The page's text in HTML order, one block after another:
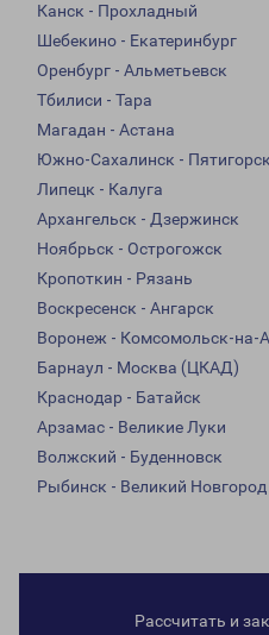
Канск - Прохладный
Шебекино - Екатеринбург
Оренбург - Альметьевск
Тбилиси - Тара
Магадан - Астана
Южно-Сахалинск - Пятигорск
Липецк - Калуга
Архангельск - Дзержинск
Ноябрьск - Острогожск
Кропоткин - Рязань
Воскресенск - Ангарск
Воронеж - Комсомольск-на-
Барнаул - Москва (ЦКАД)
Краснодар - Батайск
Арзамас - Великие Луки
Волжский - Буденновск
Рыбинск - Великий Новгород
Рассчитать и